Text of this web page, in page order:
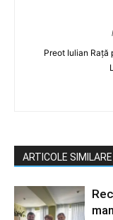
Preot Iulian Rață
ARTICOLE SIMILARE